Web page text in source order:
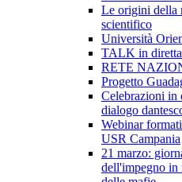
Le origini della
scientifico
Università
TALK in
RETE
Progetto
Celebrazioni in
dialogo
Webinar
USR Campania
21 marzo:
dell'impegno in